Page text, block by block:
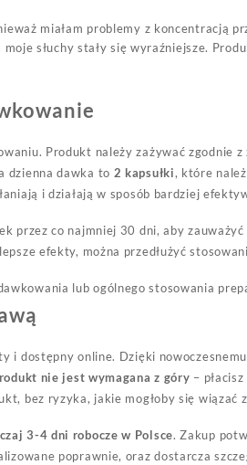
miałam problemy z koncentracją
moje słuchy stały się wyraźniejsze.
Produkt należy zażywać zgodnie
dzienna dawka to 2 kapsułki, które
i działają w sposób bardziej
przez co najmniej 30 dni, aby
efekty, można przedłużyć
lub ogólnego stosowania
i dostępny online. Dzięki
nie jest wymagana z góry –
bez ryzyka, jakie mogłoby się wiązać
3-4 dni robocze w Polsce. Zakup
poprawnie, oraz dostarcza